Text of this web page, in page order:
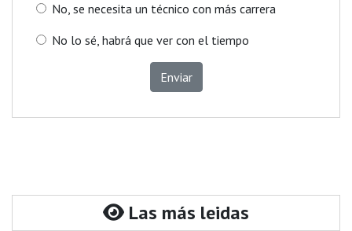
No, se necesita un técnico con más carrera
No lo sé, habrá que ver con el tiempo
Enviar
Las más leidas